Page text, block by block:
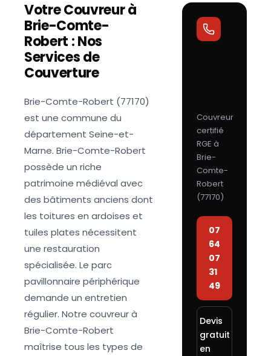
Votre Couvreur à
Brie-Comte-
Robert : Nos
Services de
Couverture
Brie-Comte-Robert (77170)
est une commune du
département Seine-et-
Marne. Brie-Comte-Robert
possède un riche
patrimoine médiéval avec
des bâtiments anciens dont
les toitures en ardoises et
tuiles plates nécessitent
une restauration
spécialisée. Le parc
pavillonnaire périphérique
demande un entretien
régulier. Notre couvreur à
Brie-Comte-Robert
maîtrise tous les types de
Couvreur
certifié
RGE à
Brie-
Comte-
Robert
(77170)
07
64
07
31
49
Devis
gratuit
en